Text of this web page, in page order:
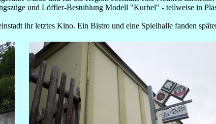
und Löffler-Bestuhlung Modell "Kurbel" - teilweise in
ihr letztes Kino. Ein Bistro und eine Spielhalle fanden